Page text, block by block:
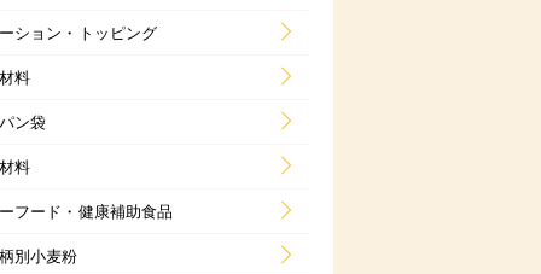
ション・トッピング
料
ン袋
料
フード・健康補助食品
別小麦粉